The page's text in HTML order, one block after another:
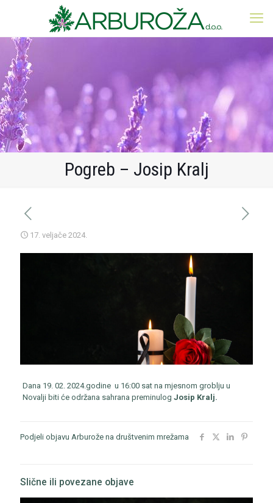
Pogreb – Josip Kralj
17. veljače 2024.
Dana 19. 02. 2024.godine u 16:00 sat na mjesnom groblju u
Novalji biti će održana sahrana preminulog Josip Kralj.
Podjeli objavu Arburože na društvenim mrežama
Slične ili povezane objave